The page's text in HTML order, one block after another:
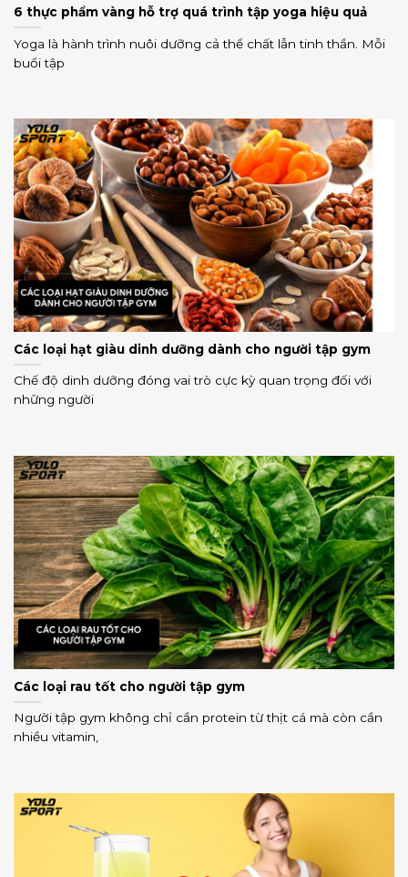
6 thực phẩm vàng hỗ trợ quá trình tập yoga hiệu quả
Yoga là hành trình nuôi dưỡng cả thể chất lẫn tinh thần. Mỗi
buổi tập
Các loại hạt giàu dinh dưỡng dành cho người tập gym
Chế độ dinh dưỡng đóng vai trò cực kỳ quan trọng đối với
những người
Các loại rau tốt cho người tập gym
Người tập gym không chỉ cần protein từ thịt cá mà còn cần
nhiều vitamin,